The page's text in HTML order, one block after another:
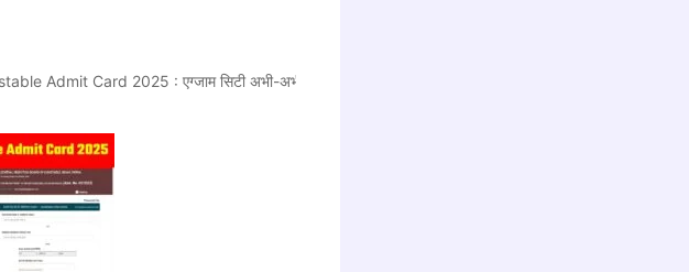
Admit Card 2025 : एग्जाम सिटी अभी-अभी हुआ जारी!